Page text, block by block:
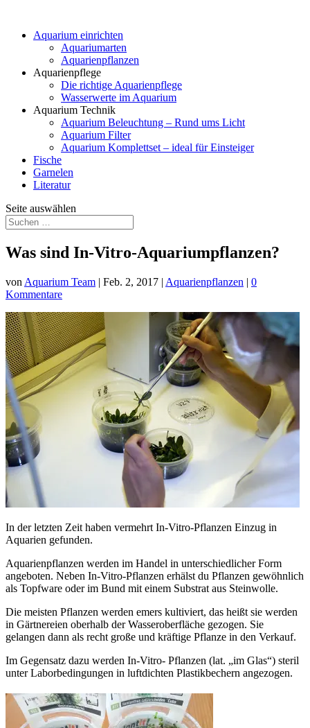
Aquarium einrichten
Aquariumarten
Aquarienpflanzen
Aquarienpflege
Die richtige Aquarienpflege
Wasserwerte im Aquarium
Aquarium Technik
Aquarium Beleuchtung – Rund ums Licht
Aquarium Filter
Aquarium Komplettset – ideal für Einsteiger
Fische
Garnelen
Literatur
Seite auswählen
Was sind In-Vitro-Aquariumpflanzen?
von Aquarium Team | Feb. 2, 2017 | Aquarienpflanzen | 0
Kommentare
In der letzten Zeit haben vermehrt In-Vitro-Pflanzen Einzug in
Aquarien gefunden.
Aquarienpflanzen werden im Handel in unterschiedlicher Form
angeboten. Neben In-Vitro-Pflanzen erhälst du Pflanzen gewöhnlich
als Topfware oder im Bund mit einem Substrat aus Steinwolle.
Die meisten Pflanzen werden emers kultiviert, das heißt sie werden
in Gärtnereien oberhalb der Wasseroberfläche gezogen. Sie
gelangen dann als recht große und kräftige Pflanze in den Verkauf.
Im Gegensatz dazu werden In-Vitro- Pflanzen (lat. „im Glas“) steril
unter Laborbedingungen in luftdichten Plastikbechern angezogen.